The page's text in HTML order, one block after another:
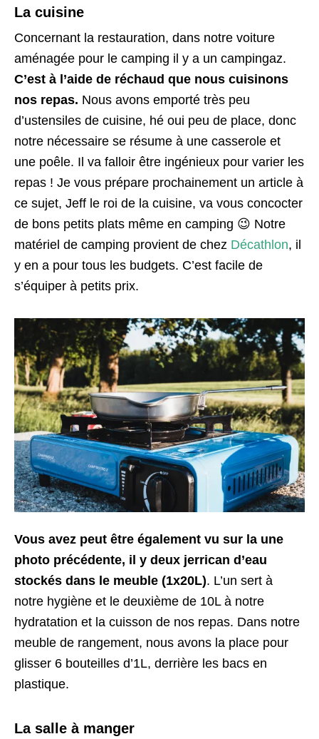
La cuisine
Concernant la restauration, dans notre voiture
aménagée pour le camping il y a un campingaz.
C’est à l’aide de réchaud que nous cuisinons
nos repas. Nous avons emporté très peu
d’ustensiles de cuisine, hé oui peu de place, donc
notre nécessaire se résume à une casserole et
une poêle. Il va falloir être ingénieux pour varier les
repas ! Je vous prépare prochainement un article à
ce sujet, Jeff le roi de la cuisine, va vous concocter
de bons petits plats même en camping 😉 Notre
matériel de camping provient de chez Décathlon, il
y en a pour tous les budgets. C’est facile de
s’équiper à petits prix.
Vous avez peut être également vu sur la une
photo précédente, il y deux jerrican d’eau
stockés dans le meuble (1x20L). L’un sert à
notre hygiène et le deuxième de 10L à notre
hydratation et la cuisson de nos repas. Dans notre
meuble de rangement, nous avons la place pour
glisser 6 bouteilles d’1L, derrière les bacs en
plastique.
La salle à manger